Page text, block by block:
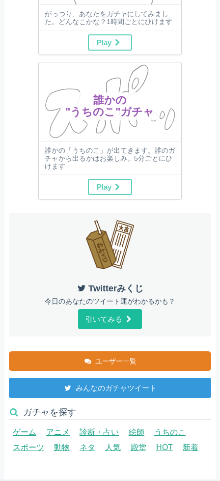
がっつり、あなたをガチャにしてみまし
た。どんなこかな？1時間ごとにひけます
Play
誰かの
"うちのこ"ガチャ
誰かの「うちのこ」が出てきます。誰のガ
チャから出るかはお楽しみ。5分ごとにひ
けます
Play
Twitterみくじ
今日のあなたのツイート運がわかるかも？
引いてみる
ユーザー一覧
みんなのガチャツイート
ガチャを探す
ゲーム アニメ 診断・占い 絵師
うちのこ
スポーツ
動物 ネタ 人気 殿堂 HOT 新着